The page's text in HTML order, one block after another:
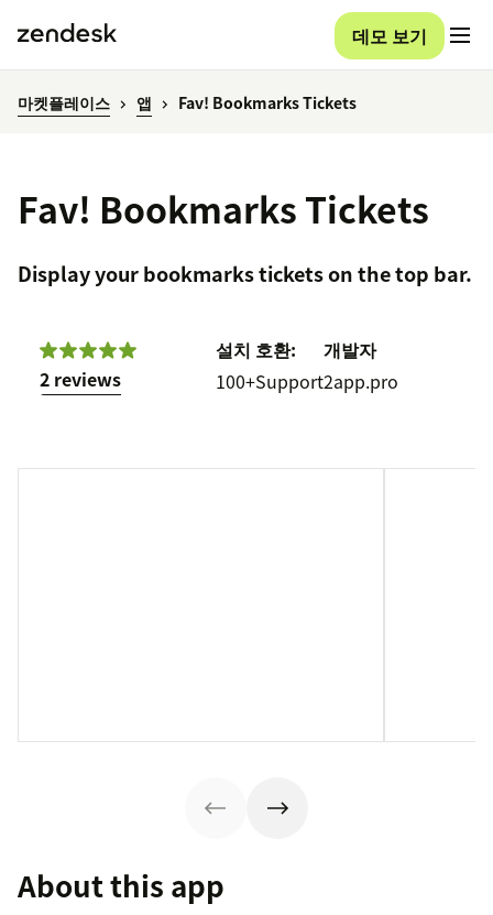
데모 보기
마켓플레이스 앱 Fav! Bookmarks Tickets
Fav! Bookmarks Tickets
Display your bookmarks tickets on the top bar.
2 reviews
설치
100+
호환:
Support
개발자
2app.pro
About this app